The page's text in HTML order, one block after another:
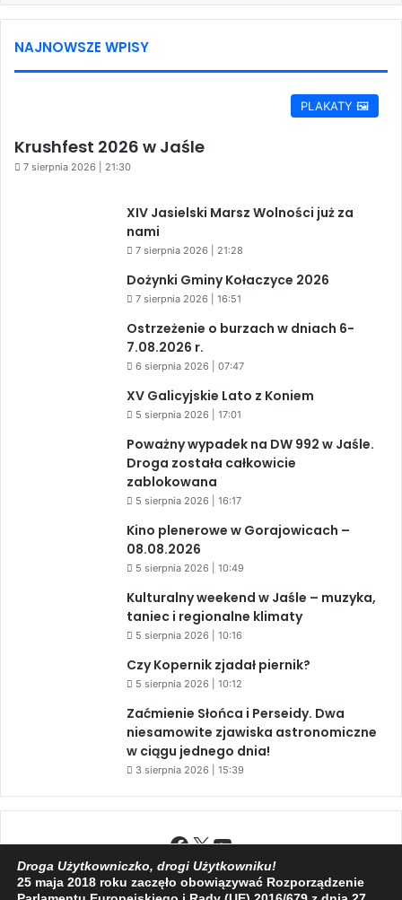
NAJNOWSZE WPISY
PLAKATY 🖼️
Krushfest 2026 w Jaśle
7 sierpnia 2026 | 21:30
XIV Jasielski Marsz Wolności już za
nami
7 sierpnia 2026 | 21:28
Dożynki Gminy Kołaczyce 2026
7 sierpnia 2026 | 16:51
Ostrzeżenie o burzach w dniach 6-
7.08.2026 r.
6 sierpnia 2026 | 07:47
XV Galicyjskie Lato z Koniem
5 sierpnia 2026 | 17:01
Poważny wypadek na DW 992 w Jaśle.
Droga została całkowicie
zablokowana
5 sierpnia 2026 | 16:17
Kino plenerowe w Gorajowicach –
08.08.2026
5 sierpnia 2026 | 10:49
Kulturalny weekend w Jaśle – muzyka,
taniec i regionalne klimaty
5 sierpnia 2026 | 10:16
Czy Kopernik zjadał piernik?
5 sierpnia 2026 | 10:12
Zaćmienie Słońca i Perseidy. Dwa
niesamowite zjawiska astronomiczne
w ciągu jednego dnia!
3 sierpnia 2026 | 15:39
Facebook
X YouTube
Droga Użytkowniczko, drogi Użytkowniku!
25 maja 2018 roku zaczęło obowiązywać Rozporządzenie